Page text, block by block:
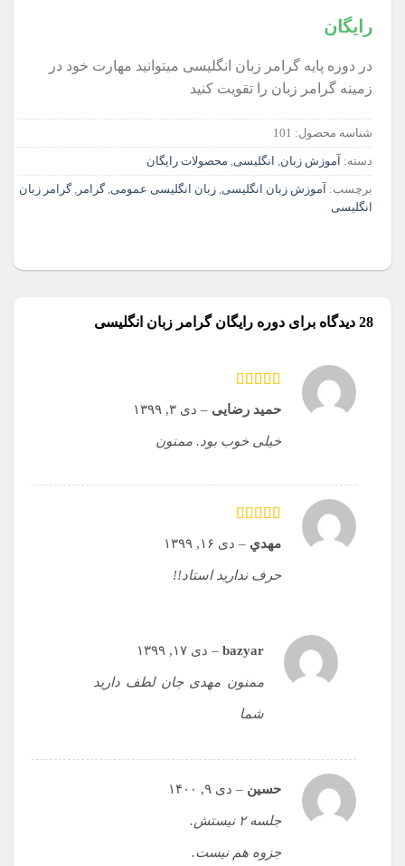
5.00از 5 در
امتیازدهی
رایگان
در دوره پایه گرامر زبان انگلیسی میتوانید مهارت خود در
زمینه گرامر زبان را تقویت کنید
شناسه محصول: 101
دسته: آموزش زبان انگلیسی محصولات رایگان
برچسب: آموزش زبان انگلیسی زبان انگلیسی عمومی ,گرامر ,گرامر زبان
انگلیسی
28 دیدگاه برای دوره رایگان گرامر زبان انگلیسی
از 5
حمید رضایی – دی ۳, ۱۳۹۹
خیلی خوب بود. ممنون
مهدي – دی ۱۶, ۱۳۹۹
حرف ندارید استاد!!
bazyar
– دی ۱۷, ۱۳۹۹
ممنون مهدی جان لطف دارید
شما
حسین – دی ۹, ۱۴۰۰
جلسه ۲ نیستش.
جزوه هم نیست.